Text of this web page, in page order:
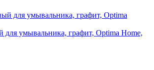
умывальника, графит, Optima Home,